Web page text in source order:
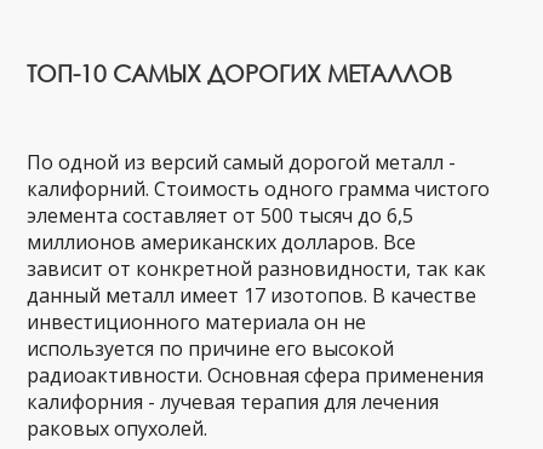
ТОП-10 САМЫХ ДОРОГИХ МЕТАЛЛОВ
По одной из версий самый дорогой металл -
калифорний. Стоимость одного грамма чистого
элемента составляет от 500 тысяч до 6,5
миллионов американских долларов. Все
зависит от конкретной разновидности, так как
данный металл имеет 17 изотопов. В качестве
инвестиционного материала он не
используется по причине его высокой
радиоактивности. Основная сфера применения
калифорния - лучевая терапия для лечения
раковых опухолей.